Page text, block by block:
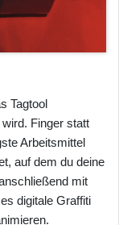
Tagtool
Finger statt
Arbeitsmittel
auf dem du deine
mit
digitale Graffiti